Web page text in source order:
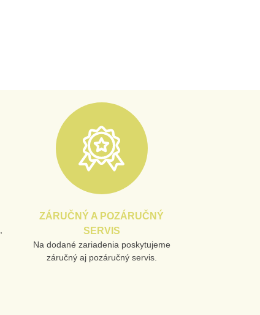
ZÁRUČNÝ A POZÁRUČNÝ
SERVIS
Na dodané zariadenia poskytujeme
záručný aj pozáručný servis.